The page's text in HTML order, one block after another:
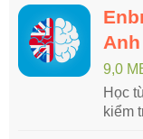
Anh
9,0
Học
kiểm